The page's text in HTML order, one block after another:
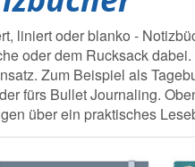
liniert oder blanko -
oder dem Rucksack
Zum Beispiel als
fürs Bullet Journaling.
über ein praktisches